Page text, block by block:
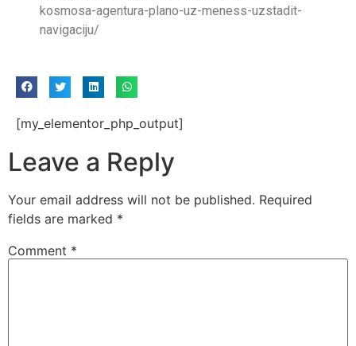
kosmosa-agentura-plano-uz-meness-uzstadit-
navigaciju/
[my_elementor_php_output]
Leave a Reply
Your email address will not be published. Required
fields are marked *
Comment *